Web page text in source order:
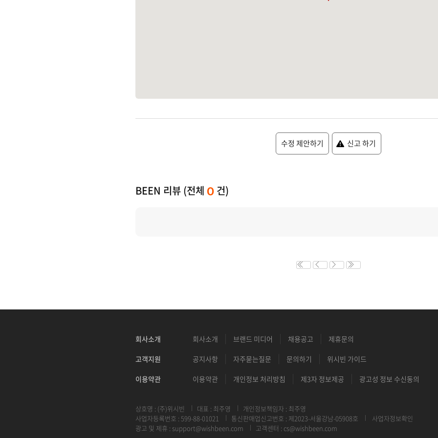
수정 제안하기 신고 하기
BEEN 리뷰 (전체 0 건)
회사소개 회사소개 브랜드 미디어 채용공고 제휴문의
고객지원 공지사항 자주묻는질문 문의하기 위시빈 가이드
이용약관 이용약관 개인정보 처리방침 제3자 정보제공 광고성 정보 수신동의
상호명 : (주)위시빈 대표 : 최주영
개인정보책임자 : 최주영
사업자등록번호 : 599-88-01021
통신판매업신고번호 : 제2023-서울강남-05908호
사업자정보확인
광고 및 제휴 : support@wishbeen.com 고객센터 : cs@wishbeen.com